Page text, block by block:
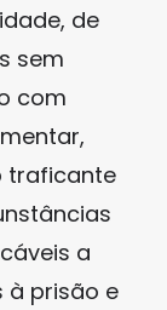
de
sem
com
traficante
a
à prisão e